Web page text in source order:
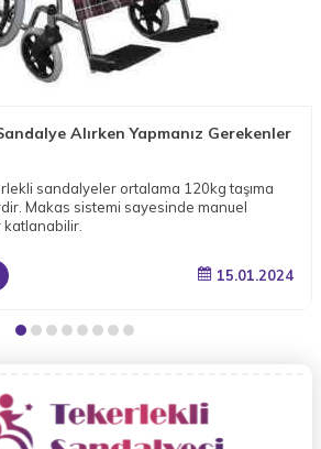
Alırken Yapmanız Gerekenler
sandalyeler ortalama 120kg taşıma
Makas sistemi sayesinde manuel
15.01.2024